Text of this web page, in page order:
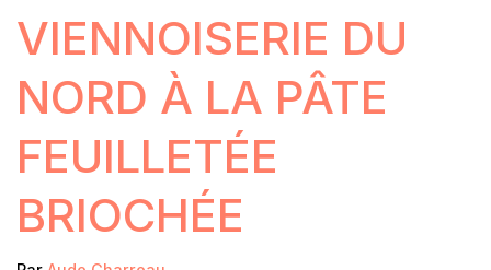
VIENNOISERIE DU
NORD À LA PÂTE
FEUILLETÉE
BRIOCHÉE